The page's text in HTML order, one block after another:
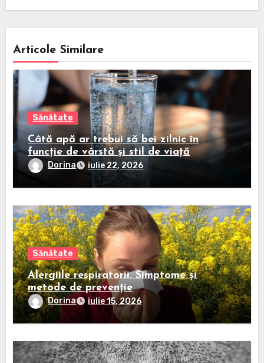
Articole Similare
Sănătate
Câtă apă ar trebui să bei zilnic în
funcție de vârstă și stil de viață
Dorina iulie 22, 2026
Sănătate
Alergiile respiratorii. Simptome și
metode de prevenție
Dorina iulie 15, 2026